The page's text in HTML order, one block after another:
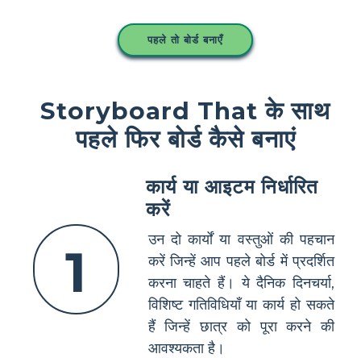
पहले तो बोर्ड बनाएँ
Storyboard That के साथ
पहले फिर बोर्ड कैसे बनाएं
1
कार्य या आइटम निर्धारित
करें
उन दो कार्यों या वस्तुओं की पहचान
करें जिन्हें आप पहले बोर्ड में प्रदर्शित
करना चाहते हैं। ये दैनिक दिनचर्या,
विशिष्ट गतिविधियाँ या कार्य हो सकते
हैं जिन्हें छात्र को पूरा करने की
आवश्यकता है।